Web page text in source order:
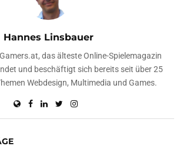
Hannes Linsbauer
das älteste Online-Spielemagazin
und beschäftigt sich bereits seit über 25
Webdesign, Multimedia und Games.